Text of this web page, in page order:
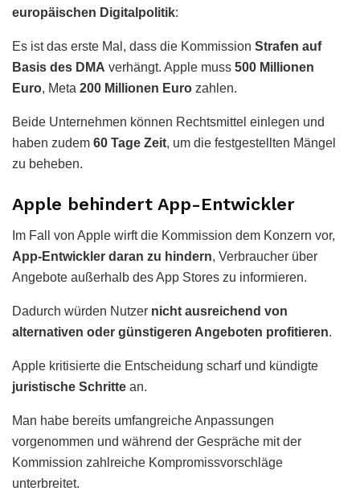
europäischen Digitalpolitik:
Es ist das erste Mal, dass die Kommission Strafen auf
Basis des DMA verhängt. Apple muss 500 Millionen
Euro, Meta 200 Millionen Euro zahlen.
Beide Unternehmen können Rechtsmittel einlegen und
haben zudem 60 Tage Zeit, um die festgestellten Mängel
zu beheben.
Apple behindert App-Entwickler
Im Fall von Apple wirft die Kommission dem Konzern vor,
App-Entwickler daran zu hindern, Verbraucher über
Angebote außerhalb des App Stores zu informieren.
Dadurch würden Nutzer nicht ausreichend von
alternativen oder günstigeren Angeboten profitieren.
Apple kritisierte die Entscheidung scharf und kündigte
juristische Schritte an.
Man habe bereits umfangreiche Anpassungen
vorgenommen und während der Gespräche mit der
Kommission zahlreiche Kompromissvorschläge
unterbreitet.